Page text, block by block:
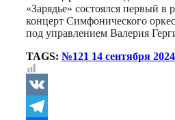
«Зарядье» состоялся первый в
концерт Симфонического
под управлением Валерия
TAGS: №121 14 сентября
VK